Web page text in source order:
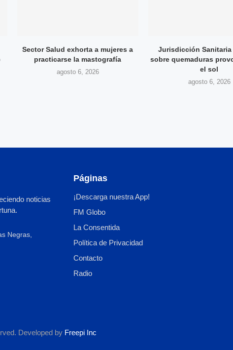
Sector Salud exhorta a mujeres a
practicarse la mastografía
agosto 6, 2026
Jurisdicción Sanitaria
sobre quemaduras
el sol
agosto 6, 2026
noticias
Negras,
Páginas
¡Descarga nuestra App!
FM Globo
La Consentida
Política de Privacidad
Contacto
Radio
Developed by Freepi Inc